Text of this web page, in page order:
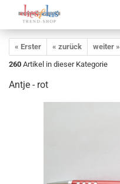
« Erster « zurück weiter »
260 Artikel in dieser Kategorie
Antje - rot